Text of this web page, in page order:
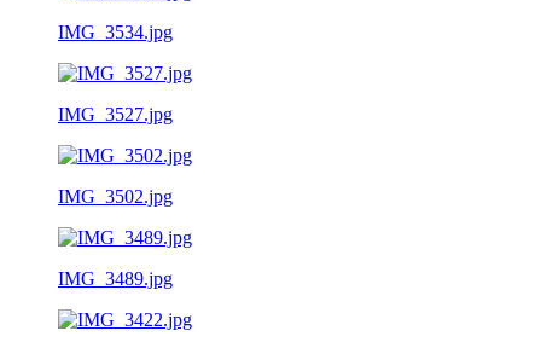
IMG_3534.jpg
IMG_3527.jpg
IMG_3502.jpg
IMG_3489.jpg